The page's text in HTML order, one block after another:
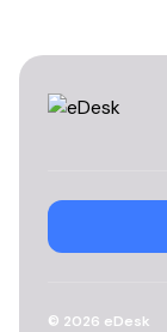
© 2026 eDesk